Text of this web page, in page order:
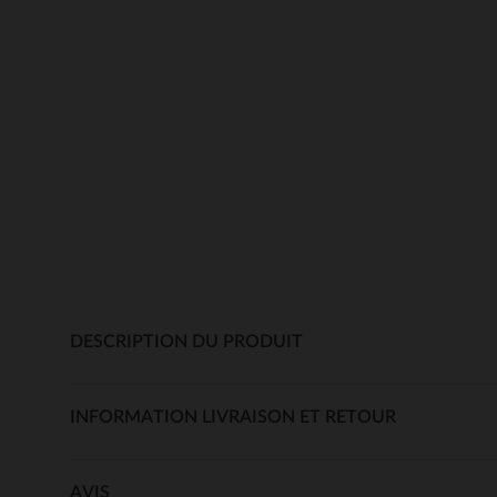
DESCRIPTION DU PRODUIT
INFORMATION LIVRAISON ET RETOUR
AVIS